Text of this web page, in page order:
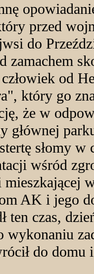
przed
do
zamachem
od
który go
że w
głównej
słomy
wśród
AK i jego
ten czas,
wykonaniu
do